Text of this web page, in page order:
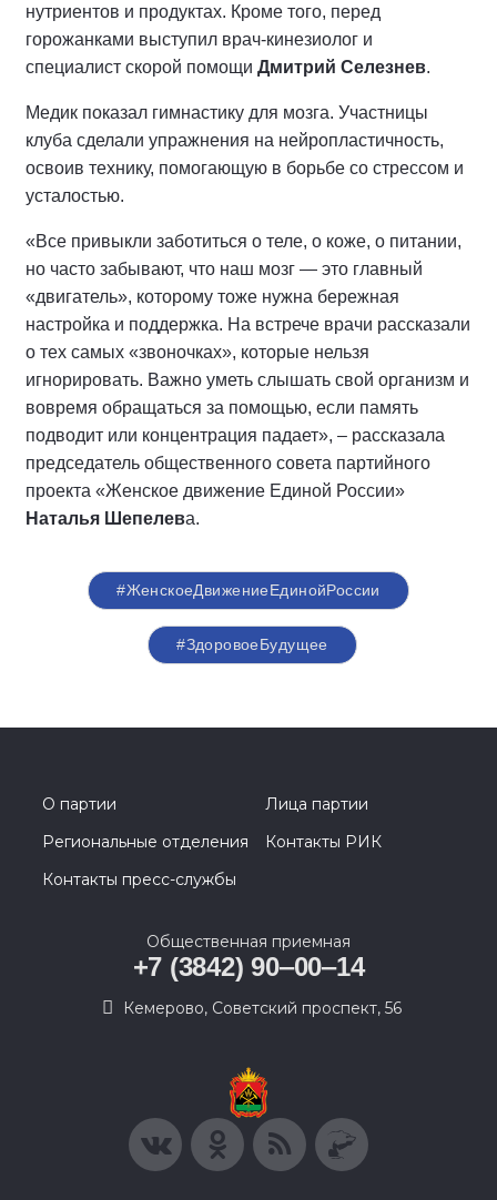
нутриентов и продуктах. Кроме того, перед
горожанками выступил врач-кинезиолог и
специалист скорой помощи Дмитрий Селезнев.
Медик показал гимнастику для мозга. Участницы
клуба сделали упражнения на нейропластичность,
освоив технику, помогающую в борьбе со стрессом и
усталостью.
«Все привыкли заботиться о теле, о коже, о питании,
но часто забывают, что наш мозг — это главный
«двигатель», которому тоже нужна бережная
настройка и поддержка. На встрече врачи рассказали
о тех самых «звоночках», которые нельзя
игнорировать. Важно уметь слышать свой организм и
вовремя обращаться за помощью, если память
подводит или концентрация падает», – рассказала
председатель общественного совета партийного
проекта «Женское движение Единой России»
Наталья Шепелева.
#ЖенскоеДвижениеЕдинойРоссии
#ЗдоровоеБудущее
О партии
Лица партии
Региональные отделения
Контакты РИК
Контакты пресс-службы
Общественная приемная
+7 (3842) 90‒00‒14
​Кемерово, Советский проспект, 56